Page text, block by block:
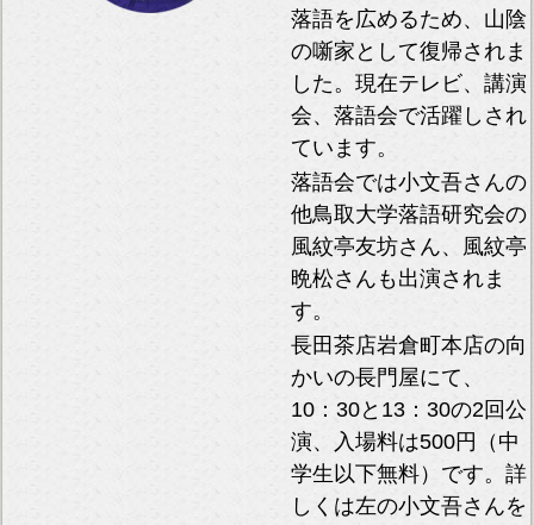
落語を広めるため、山陰
の噺家として復帰されま
した。現在テレビ、講演
会、落語会で活躍しされ
ています。
落語会では小文吾さんの
他鳥取大学落語研究会の
風紋亭友坊さん、風紋亭
晩松さんも出演されま
す。
長田茶店岩倉町本店の向
かいの長門屋にて、
10：30と13：30の2回公
演、入場料は500円（中
学生以下無料）です。詳
しくは左の小文吾さんを